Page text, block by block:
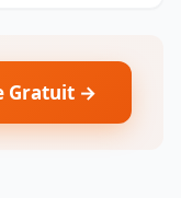
Gratuit →